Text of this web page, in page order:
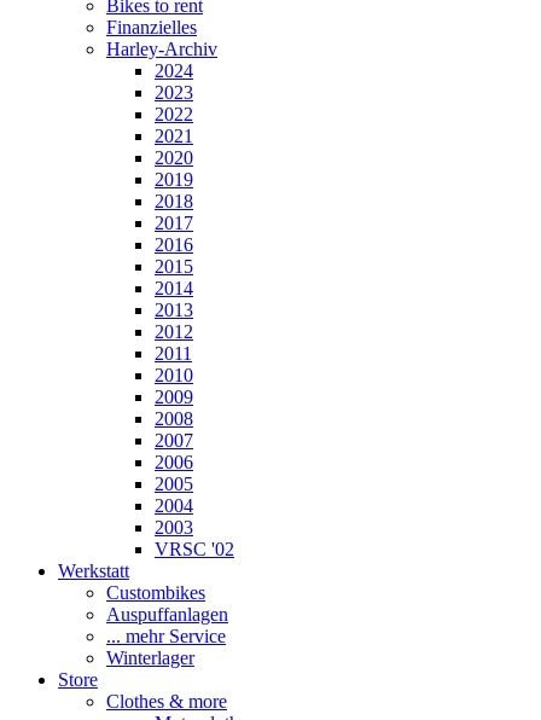
Bikes to rent
Finanzielles
Harley-Archiv
2024
2023
2022
2021
2020
2019
2018
2017
2016
2015
2014
2013
2012
2011
2010
2009
2008
2007
2006
2005
2004
2003
VRSC '02
Werkstatt
Custombikes
Auspuffanlagen
... mehr Service
Winterlager
Store
Clothes & more